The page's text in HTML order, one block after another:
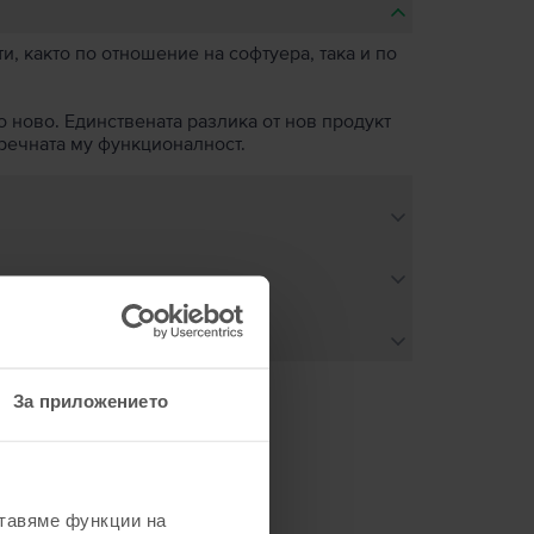
За приложението
функции на
както по отношение на софтуера, така и по
Единствената разлика от нов продукт
му функционалност.